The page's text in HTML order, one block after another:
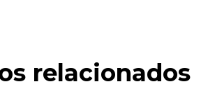
relacionados